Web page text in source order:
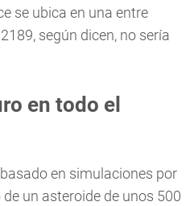
se ubica en una entre
según dicen, no sería
en todo el
en simulaciones por
un asteroide de unos 500